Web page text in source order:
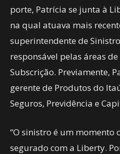
porte, Patrícia se junta à
na qual atuava mais
superintendente de
responsável pelas áreas
Subscrição. Previamente,
gerente de Produtos do
Seguros, Previdência e
“O sinistro é um momento
segurado com a Liberty.